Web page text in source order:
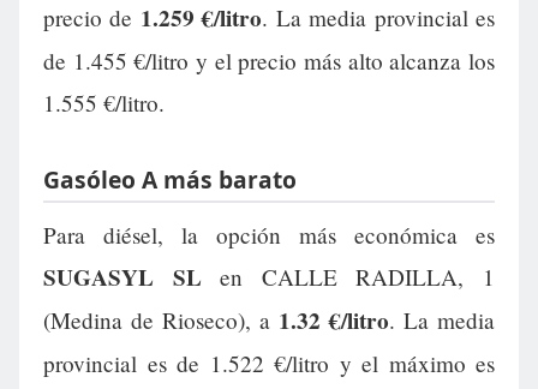
precio de 1.259 €/litro. La media provincial es
de 1.455 €/litro y el precio más alto alcanza los
1.555 €/litro.
Gasóleo A más barato
Para diésel, la opción más económica es
SUGASYL SL en CALLE RADILLA, 1
(Medina de Rioseco), a 1.32 €/litro. La media
provincial es de 1.522 €/litro y el máximo es